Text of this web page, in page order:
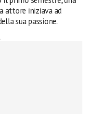
attore iniziava ad
sua passione.